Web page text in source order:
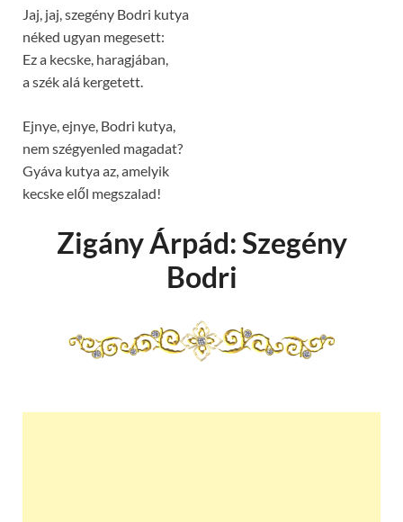
Jaj, jaj, szegény Bodri kutya
néked ugyan megesett:
Ez a kecske, haragjában,
a szék alá kergetett.
Ejnye, ejnye, Bodri kutya,
nem szégyenled magadat?
Gyáva kutya az, amelyik
kecske elől megszalad!
Zigány Árpád: Szegény
Bodri